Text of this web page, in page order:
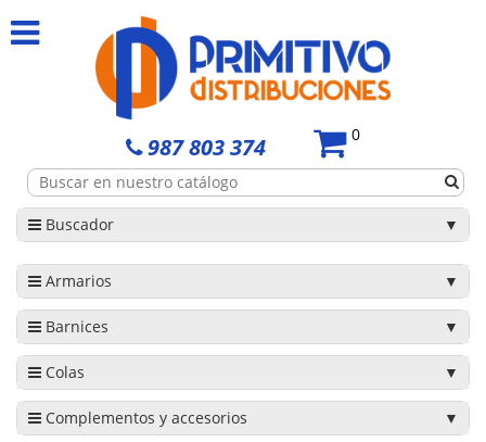
987 803 374 0
Buscador
Armarios
Barnices
Colas
Complementos y accesorios